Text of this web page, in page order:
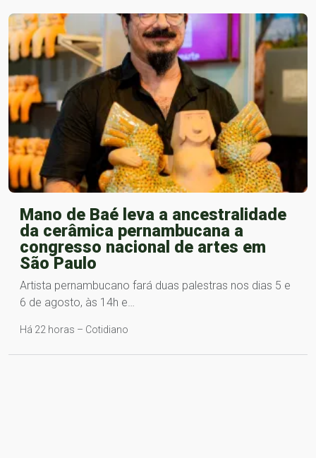
Mano de Baé leva a ancestralidade
da cerâmica pernambucana a
congresso nacional de artes em
São Paulo
Artista pernambucano fará duas palestras nos dias 5 e
6 de agosto, às 14h e…
Há 22 horas – Cotidiano